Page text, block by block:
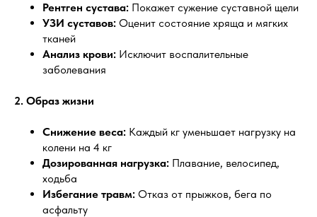
Рентген сустава: Покажет сужение суставной щели
УЗИ суставов: Оценит состояние хряща и мягких
тканей
Анализ крови: Исключит воспалительные
заболевания
2. Образ жизни
Снижение веса: Каждый кг уменьшает нагрузку на
колени на 4 кг
Дозированная нагрузка: Плавание, велосипед,
ходьба
Избегание травм: Отказ от прыжков, бега по
асфальту